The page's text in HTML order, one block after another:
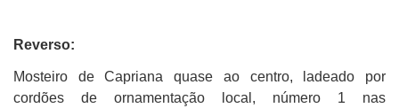
Reverso:
Mosteiro de Capriana quase ao centro, ladeado por
cordões de ornamentação local, número 1 nas